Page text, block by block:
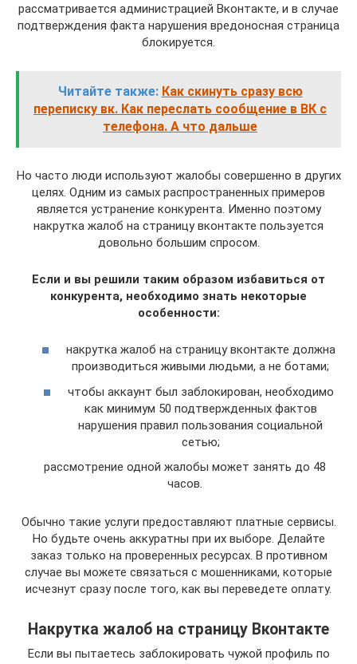
рассматривается администрацией Вконтакте, и в случае
подтверждения факта нарушения вредоносная страница
блокируется.
Читайте также: Как скинуть сразу всю
переписку вк. Как переслать сообщение в ВК с
телефона. А что дальше
Но часто люди используют жалобы совершенно в других
целях. Одним из самых распространенных примеров
является устранение конкурента. Именно поэтому
накрутка жалоб на страницу вконтакте пользуется
довольно большим спросом.
Если и вы решили таким образом избавиться от
конкурента, необходимо знать некоторые
особенности:
накрутка жалоб на страницу вконтакте должна
производиться живыми людьми, а не ботами;
чтобы аккаунт был заблокирован, необходимо
как минимум 50 подтвержденных фактов
нарушения правил пользования социальной
сетью;
рассмотрение одной жалобы может занять до 48
часов.
Обычно такие услуги предоставляют платные сервисы.
Но будьте очень аккуратны при их выборе. Делайте
заказ только на проверенных ресурсах. В противном
случае вы можете связаться с мошенниками, которые
исчезнут сразу после того, как вы переведете оплату.
Накрутка жалоб на страницу Вконтакте
Если вы пытаетесь заблокировать чужой профиль по